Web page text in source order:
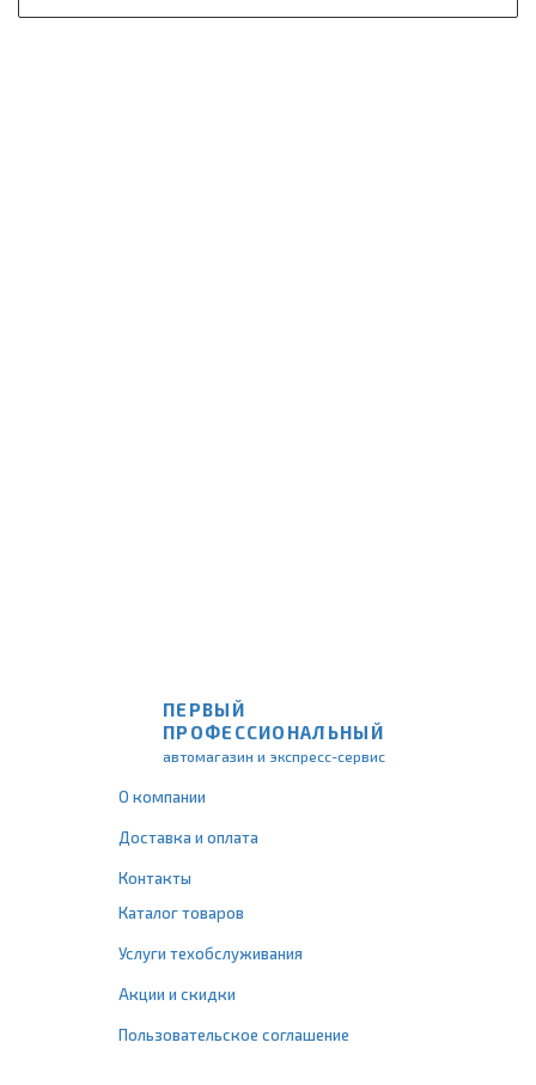
ПЕРВЫЙ
ПРОФЕССИОНАЛЬНЫЙ
автомагазин и экспресс-сервис
О компании
Доставка и оплата
Контакты
Каталог товаров
Услуги техобслуживания
Акции и скидки
Пользовательское соглашение